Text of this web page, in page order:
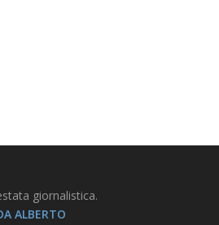
giornalistica.
ALBERTO